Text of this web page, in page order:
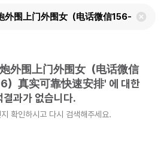
검
外围上门外围女（电话微信
真实可靠快速安排' 에 대한
결과가 없습니다.
확인하시고 다시 검색해주세요.